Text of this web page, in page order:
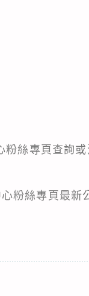
絲專頁查詢或
粉絲專頁最新